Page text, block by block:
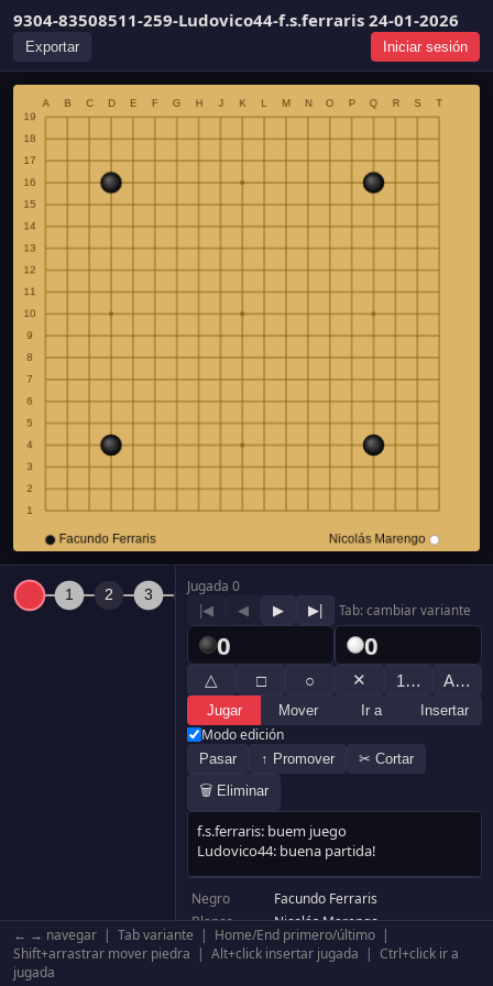
9304-83508511-259-Ludovico44-f.s.ferraris 24-01-2026
Exportar Iniciar sesión
Jugada 0
|◀ ◀ ▶ ▶| Tab: cambiar variante
0 0
△ □ ○ ✕ 1… A…
Jugar Mover Ir a Insertar
Modo edición
Pasar ↑ Promover
✂ Cortar
🗑 Eliminar
Negro
Facundo Ferraris
Blanco
Nicolás Marengo
Resultado
Blanco +9.5
Komi
← → navegar | Tab variante | Home/End primero/último |
Shift+arrastrar mover piedra | Alt+click insertar jugada | Ctrl+click ir a
jugada